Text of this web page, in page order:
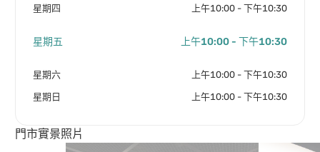
星期四 上午10:00 - 下午10:30
星期五 上午10:00 - 下午10:30
星期六 上午10:00 - 下午10:30
星期日 上午10:00 - 下午10:30
門市實景照片